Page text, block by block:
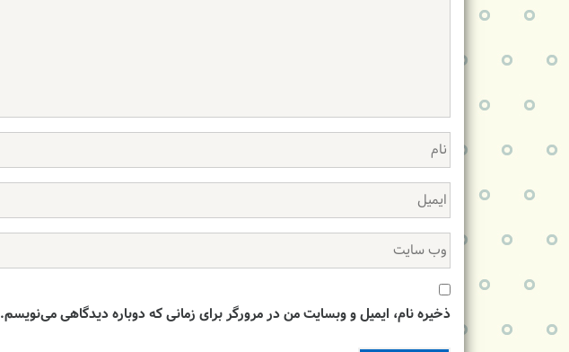
ذخیره نام، ایمیل و وبسایت من در مرورگر برای زمانی که دوباره دیدگاهی می‌نویسم.